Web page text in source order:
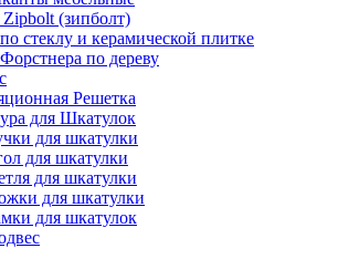
(зипболт)
стеклу и керамической плитке
по дереву
Решетка
для Шкатулок
для шкатулки
для шкатулки
для шкатулки
для шкатулки
для шкатулок